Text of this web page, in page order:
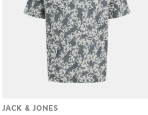
JACK & JONES